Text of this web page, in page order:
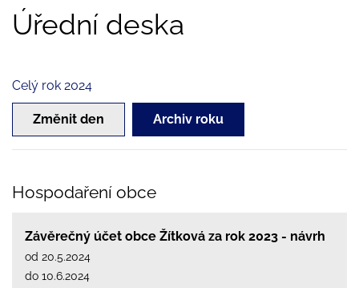
Úřední deska
Celý rok 2024
Změnit den Archiv roku
Hospodaření obce
Závěrečný účet obce Žítková za rok 2023 - návrh
od 20.5.2024
do 10.6.2024